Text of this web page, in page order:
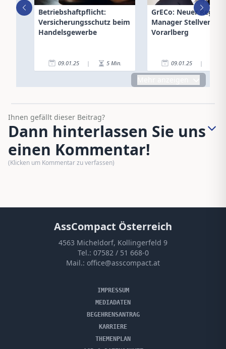
Betriebshaftpflicht:
Versicherungsschutz beim
Handelsgewerbe
09.01.25 | 5 Min.
GrECo: Neuer
Manager
Vorarlberg
09.01.25 |
Ihnen gefällt dieser Beitrag?
Dann hinterlassen Sie uns
einen Kommentar!
(Klicken um Kommentar zu verfassen)
AssCompact Österreich
4563 Micheldorf, Kollingerfeld 9
Tel.: 07582 / 51 668-0
Mail.: office@asscompact.at
IMPRESSUM
MEDIADATEN
BEGEHRENSANTRAG
KARRIERE
THEMENPLAN